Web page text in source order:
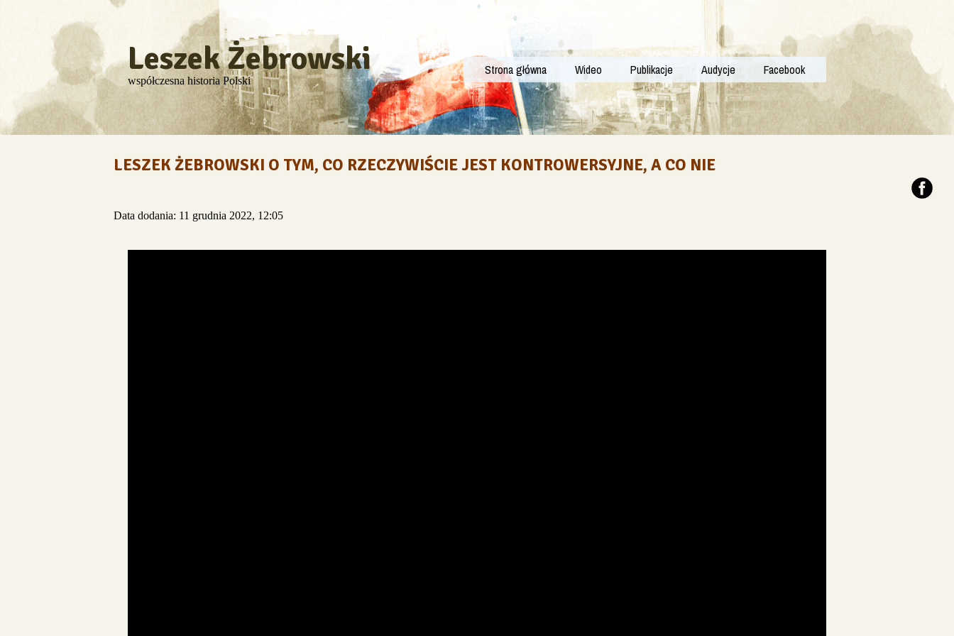
Leszek Żebrowski
współczesna historia Polski
Strona główna Wideo Publikacje Audycje Facebook
LESZEK ŻEBROWSKI O TYM, CO RZECZYWIŚCIE JEST KONTROWERSYJNE, A CO NIE
Data dodania: 11 grudnia 2022, 12:05